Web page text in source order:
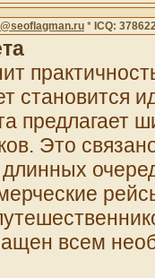
* ICQ:
становится
предлагает
Это
всем